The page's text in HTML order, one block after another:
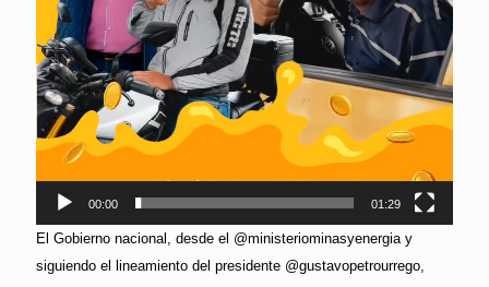
00:00 01:29
El Gobierno nacional, desde el @ministeriominasyenergia y
siguiendo el lineamiento del presidente @gustavopetrourrego,